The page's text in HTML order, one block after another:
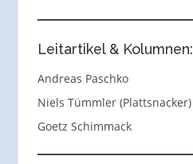
Leitartikel & Kolumnen:
Andreas Paschko
Niels Tümmler (Plattsnacker)
Goetz Schimmack